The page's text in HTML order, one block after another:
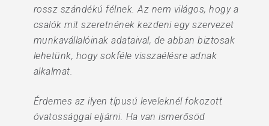
rossz szándékú félnek. Az nem világos, hogy a
csalók mit szeretnének kezdeni egy szervezet
munkavállalóinak adataival, de abban biztosak
lehetünk, hogy sokféle visszaélésre adnak
alkalmat.
Érdemes az ilyen típusú leveleknél fokozott
óvatossággal eljárni. Ha van ismerősöd